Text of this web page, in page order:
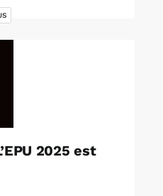
2025 est